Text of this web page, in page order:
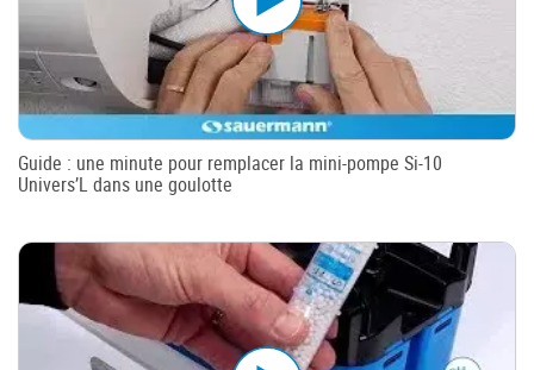
Guide : une minute pour remplacer la mini-pompe Si-10
Univers’L dans une goulotte